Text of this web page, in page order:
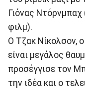
Γιόνας
φιλμ).
Ο Τζακ Νίκολσον,
είναι μεγάλος
προσέγγισε τον
την ιδέα και ο